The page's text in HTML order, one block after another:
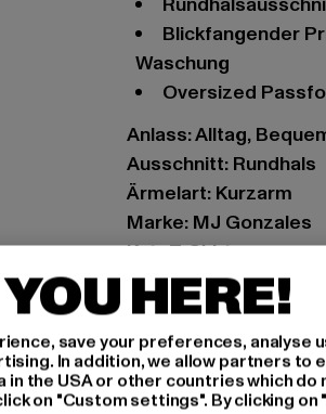
Blickfangender Print auf der Rückseite und angesagte Acid-
Waschung
Oversized
Anlass: Alltag,
Ausschnitt: Rundhals
Ärmelart: Kurzarm
Marke: MJ Gonzales
Kat.: T-Shirts
Farbe: schwarz
Hersteller Farbe: black
Art.Nr: MJG11597-
HERE!
save your preferences, analyse
In addition, we allow partners to
the USA or other countries which do
on "Custom settings". By clicking